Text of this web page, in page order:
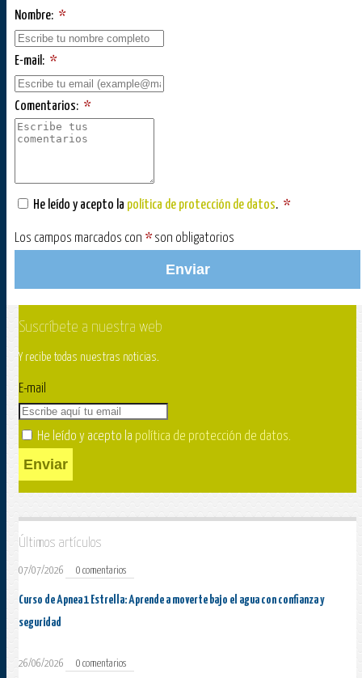
Nombre: *
E-mail: *
Comentarios: *
He leído y acepto la política de protección de datos. *
Los campos marcados con * son obligatorios
Enviar
Suscríbete a nuestra web
Y recibe todas nuestras noticias.
E-mail
He leído y acepto la política de protección de datos.
Enviar
Últimos artículos
07/07/2026 0 comentarios
Curso de Apnea 1 Estrella: Aprende a moverte bajo el agua con confianza y
seguridad
26/06/2026 0 comentarios